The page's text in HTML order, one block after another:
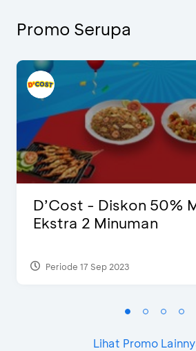
Promo Serupa
D’Cost - Diskon 50%
Ekstra 2 Minuman
Periode 17 Sep 2023
Lihat Promo